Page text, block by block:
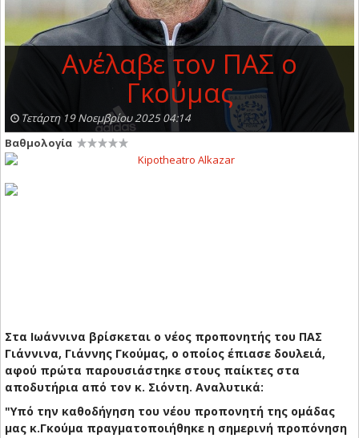
Ανέλαβε τον ΠΑΣ ο
Γκούμας
Τετάρτη 19 Νοεμβρίου 2025 04:14
Βαθμολογία
Στα Ιωάννινα βρίσκεται ο νέος προπονητής του ΠΑΣ
Γιάννινα, Γιάννης Γκούμας, ο οποίος έπιασε δουλειά,
αφού πρώτα παρουσιάστηκε στους παίκτες στα
αποδυτήρια από τον κ. Σιόντη. Αναλυτικά:
"Υπό την καθοδήγηση του νέου προπονητή της ομάδας
μας κ.Γκούμα πραγματοποιήθηκε η σημερινή προπόνηση